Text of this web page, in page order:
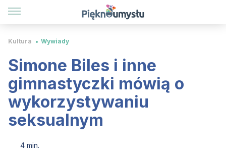
Kultura Wywiady
Simone Biles i inne
gimnastyczki mówią o
wykorzystywaniu
seksualnym
4 min.